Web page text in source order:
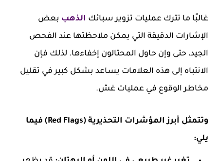
غالبًا ما تترك عمليات تزوير سبائك الذهب بعض
الإشارات الدقيقة التي يمكن ملاحظتها عند الفحص
الجيد، حتى وإن حاول المحتالون إخفاءها. لذلك فإن
الانتباه إلى هذه العلامات يساعد بشكل كبير في تقليل
مخاطر الوقوع في عمليات غش.
وتتمثل أبرز المؤشرات التحذيرية (Red Flags) فيما
يلي: